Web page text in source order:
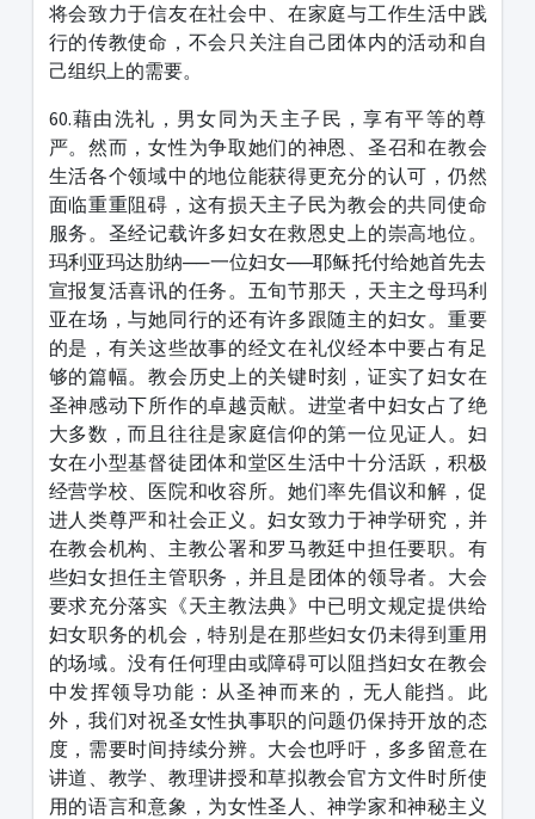
将会致力于信友在社会中、在家庭与工作生活中践
行的传教使命，不会只关注自己团体内的活动和自
己组织上的需要。
60.藉由洗礼，男女同为天主子民，享有平等的尊
严。然而，女性为争取她们的神恩、圣召和在教会
生活各个领域中的地位能获得更充分的认可，仍然
面临重重阻碍，这有损天主子民为教会的共同使命
服务。圣经记载许多妇女在救恩史上的崇高地位。
玛利亚玛达肋纳──一位妇女──耶稣托付给她首先去
宣报复活喜讯的任务。五旬节那天，天主之母玛利
亚在场，与她同行的还有许多跟随主的妇女。重要
的是，有关这些故事的经文在礼仪经本中要占有足
够的篇幅。教会历史上的关键时刻，证实了妇女在
圣神感动下所作的卓越贡献。进堂者中妇女占了绝
大多数，而且往往是家庭信仰的第一位见证人。妇
女在小型基督徒团体和堂区生活中十分活跃，积极
经营学校、医院和收容所。她们率先倡议和解，促
进人类尊严和社会正义。妇女致力于神学研究，并
在教会机构、主教公署和罗马教廷中担任要职。有
些妇女担任主管职务，并且是团体的领导者。大会
要求充分落实《天主教法典》中已明文规定提供给
妇女职务的机会，特别是在那些妇女仍未得到重用
的场域。没有任何理由或障碍可以阻挡妇女在教会
中发挥领导功能：从圣神而来的，无人能挡。此
外，我们对祝圣女性执事职的问题仍保持开放的态
度，需要时间持续分辨。大会也呼吁，多多留意在
讲道、教学、教理讲授和草拟教会官方文件时所使
用的语言和意象，为女性圣人、神学家和神秘主义